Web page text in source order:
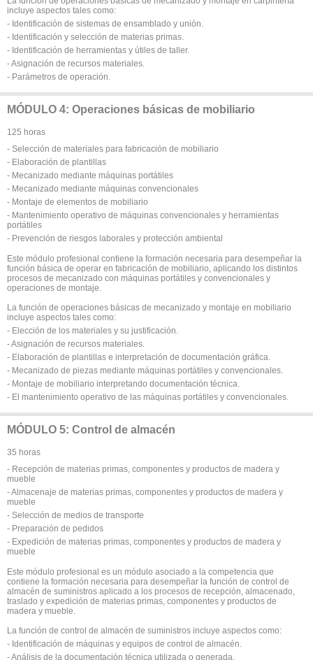
incluye aspectos tales como:
- Identificación de sistemas de ensamblado y unión.
- Identificación y selección de materias primas.
- Identificación de herramientas y útiles de taller.
- Asignación de recursos materiales.
- Parámetros de operación.
MÓDULO 4: Operaciones básicas de mobiliario
125 horas
- Selección de materiales para fabricación de mobiliario
- Elaboración de plantillas
- Mecanizado mediante máquinas portátiles
- Mecanizado mediante máquinas convencionales
- Montaje de elementos de mobiliario
- Mantenimiento operativo de máquinas convencionales y herramientas
portátiles
- Prevención de riesgos laborales y protección ambiental
Este módulo profesional contiene la formación necesaria para desempeñar la
función básica de operar en fabricación de mobiliario, aplicando los distintos
procesos de mecanizado con máquinas portátiles y convencionales y
operaciones de montaje.
La función de operaciones básicas de mecanizado y montaje en mobiliario
incluye aspectos tales como:
- Elección de los materiales y su justificación.
- Asignación de recursos materiales.
- Elaboración de plantillas e interpretación de documentación gráfica.
- Mecanizado de piezas mediante máquinas portátiles y convencionales.
- Montaje de mobiliario interpretando documentación técnica.
- El mantenimiento operativo de las máquinas portátiles y convencionales.
MÓDULO 5: Control de almacén
35 horas
- Recepción de materias primas, componentes y productos de madera y
mueble
- Almacenaje de materias primas, componentes y productos de madera y
mueble
- Selección de medios de transporte
- Preparación de pedidos
- Expedición de materias primas, componentes y productos de madera y
mueble
Este módulo profesional es un módulo asociado a la competencia que
contiene la formación necesaria para desempeñar la función de control de
almacén de suministros aplicado a los procesos de recepción, almacenado,
traslado y expedición de materias primas, componentes y productos de
madera y mueble.
La función de control de almacén de suministros incluye aspectos como:
- Identificación de máquinas y equipos de control de almacén.
- Análisis de la documentación técnica utilizada o generada.